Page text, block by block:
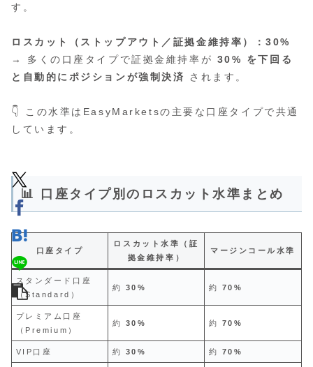
す。
ロスカット（ストップアウト／証拠金維持率）：30%
→ 多くの口座タイプで証拠金維持率が 30% を下回る
と自動的にポジションが強制決済
されます。
👇 この水準はEasyMarketsの主要な口座タイプで共通
しています。
📊 口座タイプ別のロスカット水準まとめ
口座タイプ
ロスカット水準（証
拠金維持率）
マージンコール水準
スタンダード口座
（Standard）
約 30% 約 70%
プレミアム口座
（Premium）
約 30% 約 70%
VIP口座 約 30% 約 70%